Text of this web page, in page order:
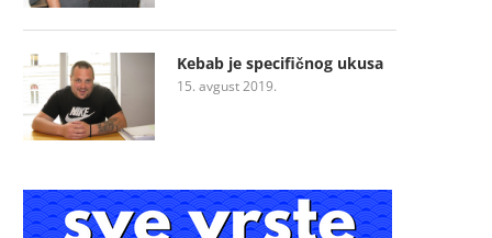
Kebab je specifičnog ukusa
15. avgust 2019.